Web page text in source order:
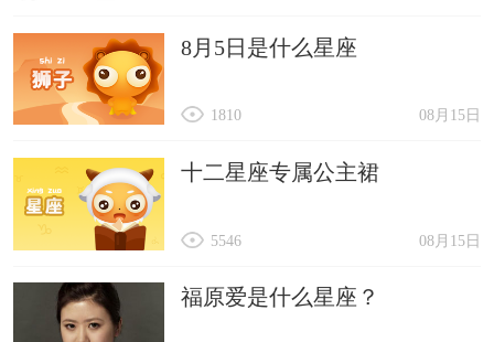
8月5日是什么星座
08月15日
1810
十二星座专属公主裙
08月15日
5546
福原爱是什么星座？